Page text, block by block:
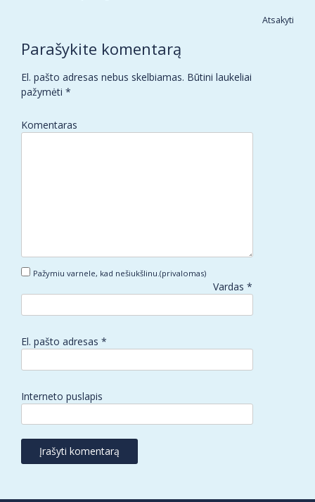
Atsakyti
Parašykite komentarą
El. pašto adresas nebus skelbiamas. Būtini laukeliai
pažymėti *
Komentaras
Pažymiu varnele, kad nešiukšlinu.(privalomas)
Vardas *
El. pašto adresas *
Interneto puslapis